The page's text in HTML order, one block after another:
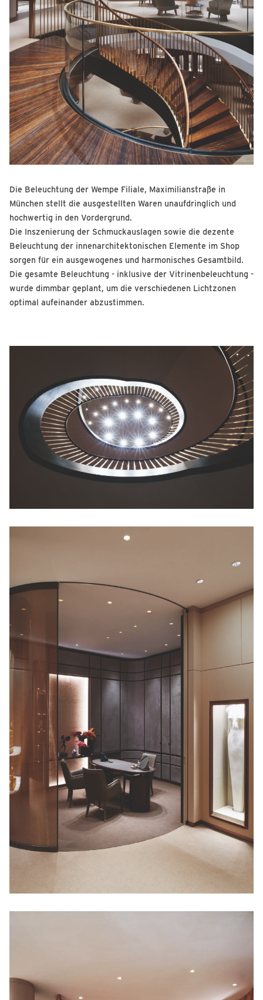
Die Beleuchtung der Wempe Filiale, Maximilianstraße in
München stellt die ausgestellten Waren unaufdringlich und
hochwertig in den Vordergrund.
Die Inszenierung der Schmuckauslagen sowie die dezente
Beleuchtung der innenarchitektonischen Elemente im Shop
sorgen für ein ausgewogenes und harmonisches Gesamtbild.
Die gesamte Beleuchtung - inklusive der Vitrinenbeleuchtung -
wurde dimmbar geplant, um die verschiedenen Lichtzonen
optimal aufeinander abzustimmen.